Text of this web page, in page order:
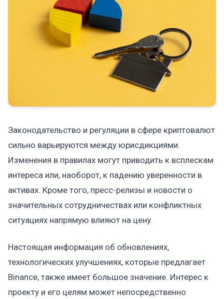
Законодательство и регуляции в сфере криптовалют
сильно варьируются между юрисдикциями.
Изменения в правилах могут приводить к всплескам
интереса или, наоборот, к падению уверенности в
активах. Кроме того, пресс-релизы и новости о
значительных сотрудничествах или конфликтных
ситуациях напрямую влияют на цену.
Настоящая информация об обновлениях,
технологических улучшениях, которые предлагает
Binance, также имеет большое значение. Интерес к
проекту и его целям может непосредственно